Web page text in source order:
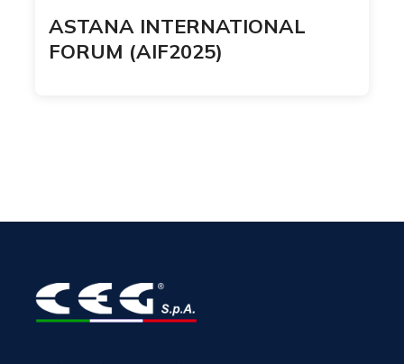
ASTANA INTERNATIONAL
FORUM (AIF2025)